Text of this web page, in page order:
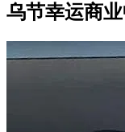
乌节幸运商